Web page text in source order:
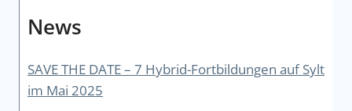
News
SAVE THE DATE – 7 Hybrid-Fortbildungen auf Sylt
im Mai 2025